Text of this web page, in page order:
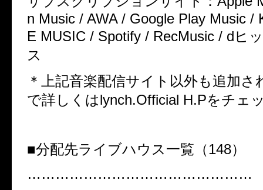
n Music / AWA / Google Play Music /
E MUSIC / Spotify / RecMusic / dヒ
ス
＊上記音楽配信サイト以外も追加さ
で詳しくはlynch.Official H.Pをチェ
■分配先ライブハウス一覧（148）
…………………………………………